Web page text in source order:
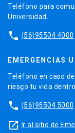
Teléfono para
Universidad.
phone (56)95504 4000
EMERGENCIAS
Teléfono en caso
riesgo tu vida
phone (56)95504 5000
launch Ir al sitio de